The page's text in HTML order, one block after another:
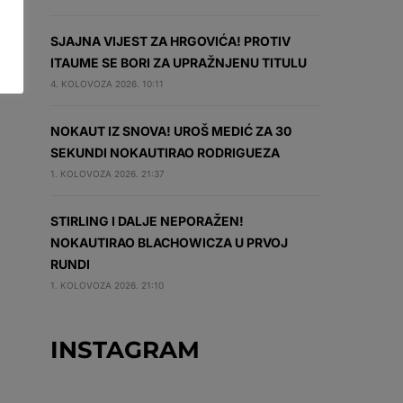
SJAJNA VIJEST ZA HRGOVIĆA! PROTIV
ITAUME SE BORI ZA UPRAŽNJENU TITULU
4. KOLOVOZA 2026. 10:11
NOKAUT IZ SNOVA! UROŠ MEDIĆ ZA 30
SEKUNDI NOKAUTIRAO RODRIGUEZA
1. KOLOVOZA 2026. 21:37
STIRLING I DALJE NEPORAŽEN!
NOKAUTIRAO BLACHOWICZA U PRVOJ
RUNDI
1. KOLOVOZA 2026. 21:10
INSTAGRAM